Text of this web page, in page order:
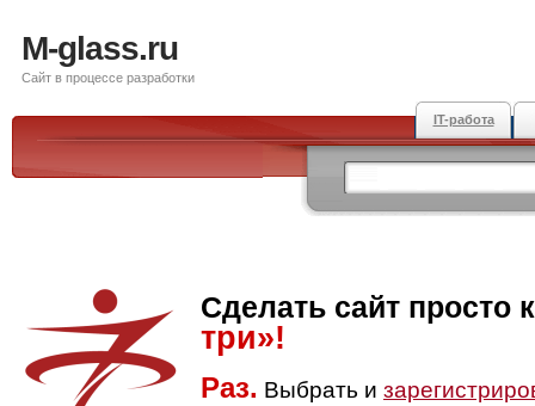
M-glass.ru
Сайт в процессе разработки
IT-работа
Сделать сайт просто
три»!
Раз. Выбрать и